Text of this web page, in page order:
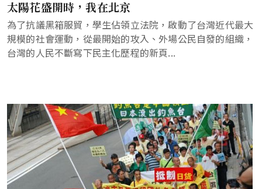
太陽花盛開時，我在北京
為了抗議黑箱服貿，學生佔領立法院，啟動了台灣近代最大
規模的社會運動，從最開始的攻入、外場公民自發的組織，
台灣的人民不斷寫下民主化歷程的新頁...